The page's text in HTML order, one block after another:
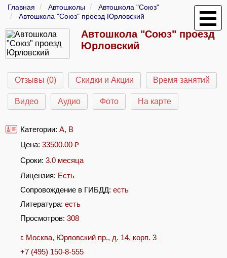
Главная Автошколы
Автошкола "Союз"
Автошкола "Союз" проезд Юрловский
Автошкола "Союз" проезд
Юрловский
Отзывы (0) Скидки и Акции Время занятий
Видео Аудио Фото На карте
Категории: A, B
Цена: 33500.00 ₽
Сроки: 3.0 месяца
Лицензия: Есть
Сопровождение в ГИБДД: есть
Литература: есть
Просмотров: 308
г. Москва, Юрловский пр., д. 14, корп. 3
+7 (495) 150-8-555